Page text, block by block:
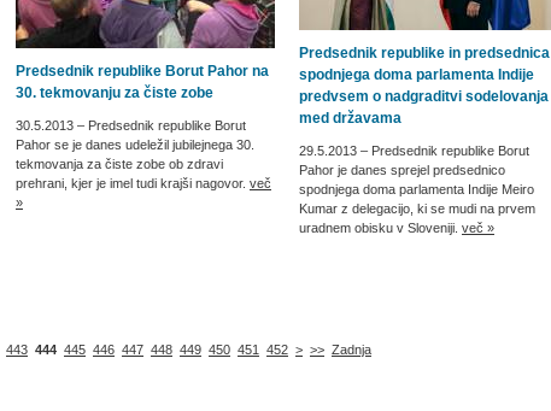
Predsednik republike Borut Pahor na
30. tekmovanju za čiste zobe
30.5.2013 – Predsednik republike Borut
Pahor se je danes udeležil jubilejnega 30.
tekmovanja za čiste zobe ob zdravi
prehrani, kjer je imel tudi krajši nagovor. več
»
Predsednik republike in predsednica
spodnjega doma parlamenta Indije
predvsem o nadgraditvi sodelovanja
med državama
29.5.2013 – Predsednik republike Borut
Pahor je danes sprejel predsednico
spodnjega doma parlamenta Indije Meiro
Kumar z delegacijo, ki se mudi na prvem
uradnem obisku v Sloveniji. več »
443 444 445 446 447 448 449 450 451 452 > >> Zadnja